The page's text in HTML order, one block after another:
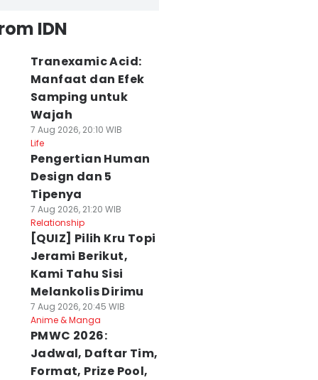
IDN
Tranexamic Acid:
Manfaat dan Efek
Samping untuk
Wajah
7 Aug 2026, 20:10 WIB
Life
Pengertian Human
Design dan 5
Tipenya
7 Aug 2026, 21:20 WIB
Relationship
[QUIZ] Pilih Kru Topi
Jerami Berikut,
Kami Tahu Sisi
Melankolis Dirimu
7 Aug 2026, 20:45 WIB
Anime & Manga
PMWC 2026:
Jadwal, Daftar Tim,
Format, Prize Pool,